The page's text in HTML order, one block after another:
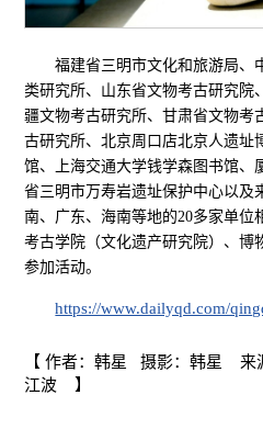
福建省三明市文化和旅游局、
类研究所、山东省文物考古研究院
疆文物考古研究所、甘肃省文物考
古研究所、北京周口店北京人遗址
馆、上海交通大学钱学森图书馆、
省三明市万寿岩遗址保护中心以及
南、广东、海南等地的20多家单位
考古学院（文化遗产研究院）、博
参加活动。
https://www.dailyqd.com/
【 作者：韩星 摄影：韩星
江波 】